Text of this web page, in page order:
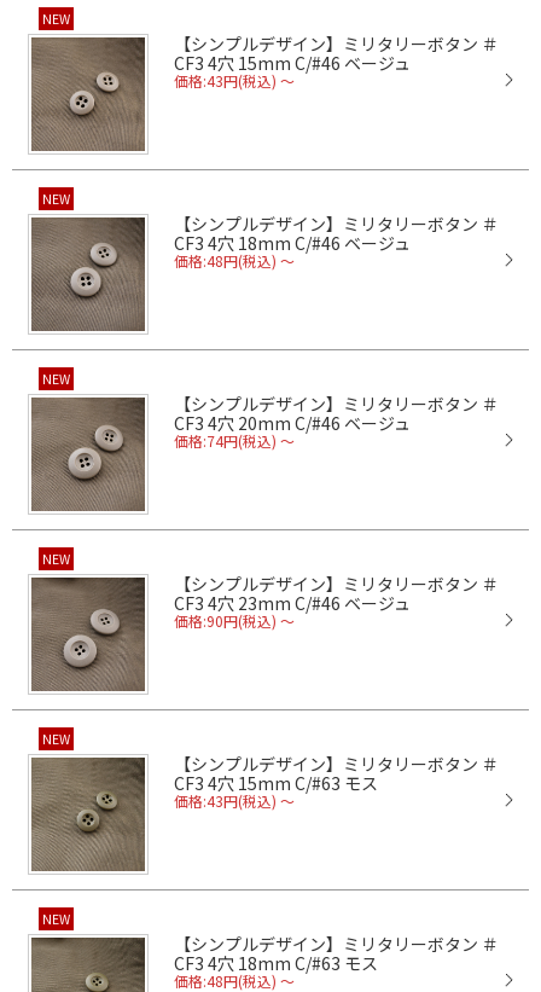
NEW
【シンプルデザイン】ミリタリーボタン ＃
CF3 4穴 15mm C/#46 ベージュ
価格:43円(税込) ～
NEW
【シンプルデザイン】ミリタリーボタン ＃
CF3 4穴 18mm C/#46 ベージュ
価格:48円(税込) ～
NEW
【シンプルデザイン】ミリタリーボタン ＃
CF3 4穴 20mm C/#46 ベージュ
価格:74円(税込) ～
NEW
【シンプルデザイン】ミリタリーボタン ＃
CF3 4穴 23mm C/#46 ベージュ
価格:90円(税込) ～
NEW
【シンプルデザイン】ミリタリーボタン ＃
CF3 4穴 15mm C/#63 モス
価格:43円(税込) ～
NEW
【シンプルデザイン】ミリタリーボタン ＃
CF3 4穴 18mm C/#63 モス
価格:48円(税込) ～